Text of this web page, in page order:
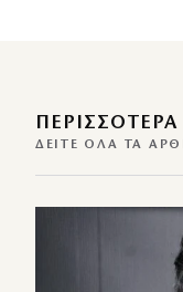
ΠΕΡΙΣΣΌΤΕΡΑ
ΔΕΊΤΕ ΌΛΑ ΤΑ